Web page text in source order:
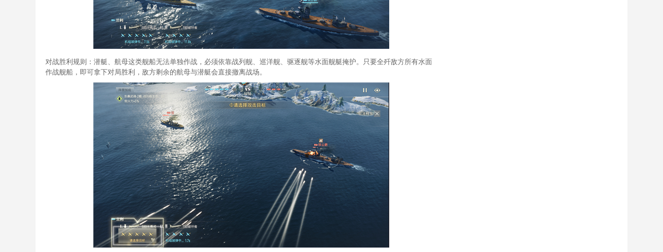
对战胜利规则：潜艇、航母这类舰船无法单独作战，必须依靠战列舰、巡洋舰、驱逐舰等水面舰艇掩护。只要全歼敌方所有水面
作战舰船，即可拿下对局胜利，敌方剩余的航母与潜艇会直接撤离战场。